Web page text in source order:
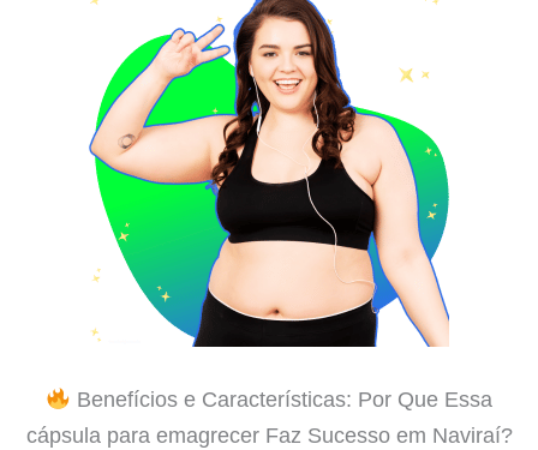
Benefícios e Características: Por Que Essa
cápsula para emagrecer Faz Sucesso em Naviraí?